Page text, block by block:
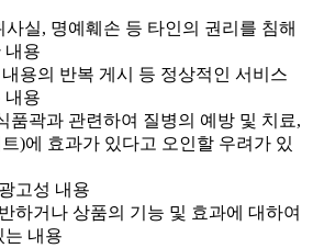
사실, 명예훼손 등 타인의 권리를 침해
내용
용의 반복 게시 등 정상적인 서비스
내용
품곽과 관련하여 질병의 예방 및 치료,
)에 효과가 있다고 오인할 우려가 있
고성 내용
하거나 상품의 기능 및 효과에 대하여
는 내용